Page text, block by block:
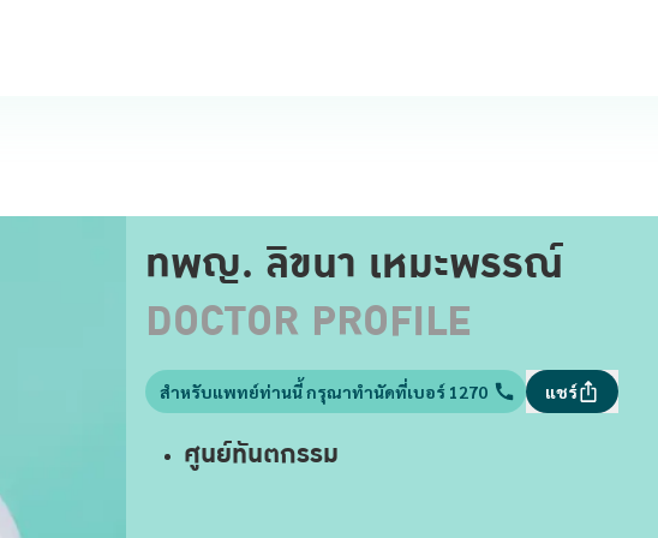
ทพญ. ลิขนา เหมะพรรณ์
DOCTOR PROFILE
สำหรับแพทย์ท่านนี้ กรุณาทำนัดที่เบอร์ 1270 แชร์
ศูนย์ทันตกรรม